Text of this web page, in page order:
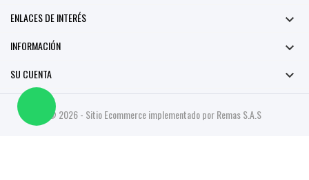
ENLACES DE INTERÉS

INFORMACIÓN 
SU CUENTA 
© 2026 - Sitio Ecommerce implementado por Remas S.A.S